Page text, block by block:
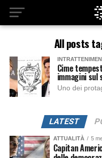
All posts
Cime
immagini sul
LATEST
ATTUALITÀ 5
Capitan